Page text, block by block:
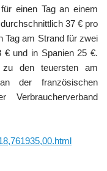
einen Tag an einem
37 € pro
Tag am Strand für zwei
€ und in Spanien 25 €.
den teuersten am
der französischen